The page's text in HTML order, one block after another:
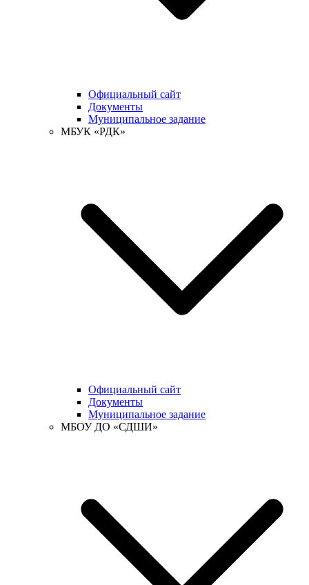
Официальный сайт
Документы
Муниципальное задание
МБУК «РДК»
Официальный сайт
Документы
Муниципальное задание
МБОУ ДО «СДШИ»